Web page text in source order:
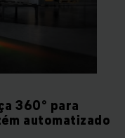
360° para
automatizado